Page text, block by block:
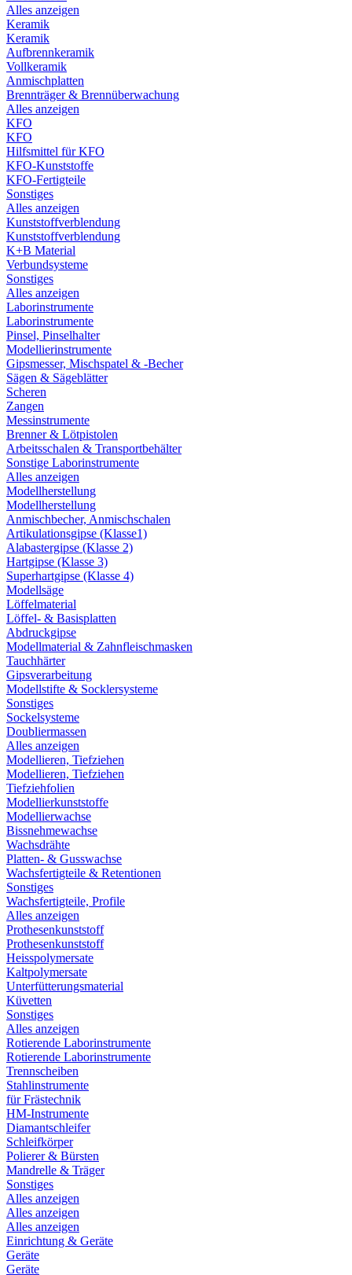
Alles anzeigen
Keramik
Keramik
Aufbrennkeramik
Vollkeramik
Anmischplatten
Brennträger & Brennüberwachung
Alles anzeigen
KFO
KFO
Hilfsmittel für KFO
KFO-Kunststoffe
KFO-Fertigteile
Sonstiges
Alles anzeigen
Kunststoffverblendung
Kunststoffverblendung
K+B Material
Verbundsysteme
Sonstiges
Alles anzeigen
Laborinstrumente
Laborinstrumente
Pinsel, Pinselhalter
Modellierinstrumente
Gipsmesser, Mischspatel & -Becher
Sägen & Sägeblätter
Scheren
Zangen
Messinstrumente
Brenner & Lötpistolen
Arbeitsschalen & Transportbehälter
Sonstige Laborinstrumente
Alles anzeigen
Modellherstellung
Modellherstellung
Anmischbecher, Anmischschalen
Artikulationsgipse (Klasse1)
Alabastergipse (Klasse 2)
Hartgipse (Klasse 3)
Superhartgipse (Klasse 4)
Modellsäge
Löffelmaterial
Löffel- & Basisplatten
Abdruckgipse
Modellmaterial & Zahnfleischmasken
Tauchhärter
Gipsverarbeitung
Modellstifte & Socklersysteme
Sonstiges
Sockelsysteme
Doubliermassen
Alles anzeigen
Modellieren, Tiefziehen
Modellieren, Tiefziehen
Tiefziehfolien
Modellierkunststoffe
Modellierwachse
Bissnehmewachse
Wachsdrähte
Platten- & Gusswachse
Wachsfertigteile & Retentionen
Sonstiges
Wachsfertigteile, Profile
Alles anzeigen
Prothesenkunststoff
Prothesenkunststoff
Heisspolymersate
Kaltpolymersate
Unterfütterungsmaterial
Küvetten
Sonstiges
Alles anzeigen
Rotierende Laborinstrumente
Rotierende Laborinstrumente
Trennscheiben
Stahlinstrumente
für Frästechnik
HM-Instrumente
Diamantschleifer
Schleifkörper
Polierer & Bürsten
Mandrelle & Träger
Sonstiges
Alles anzeigen
Alles anzeigen
Alles anzeigen
Einrichtung & Geräte
Geräte
Geräte